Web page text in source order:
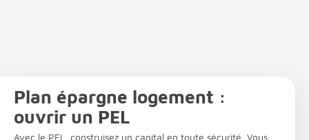
Plan épargne logement :
ouvrir un PEL
Avec le PEL, construisez un capital en toute sécurité. Vous